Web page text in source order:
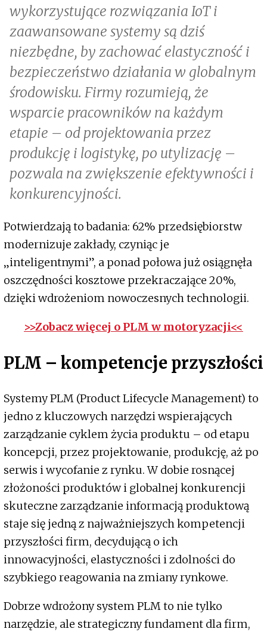
wykorzystujące rozwiązania IoT i
zaawansowane systemy są dziś
niezbędne, by zachować elastyczność i
bezpieczeństwo działania w globalnym
środowisku. Firmy rozumieją, że
wsparcie pracowników na każdym
etapie – od projektowania przez
produkcję i logistykę, po utylizację –
pozwala na zwiększenie efektywności i
konkurencyjności.
Potwierdzają to badania: 62% przedsiębiorstw
modernizuje zakłady, czyniąc je
„inteligentnymi”, a ponad połowa już osiągnęła
oszczędności kosztowe przekraczające 20%,
dzięki wdrożeniom nowoczesnych technologii.
>>Zobacz więcej o PLM w motoryzacji<<
PLM – kompetencje przyszłości
Systemy PLM (Product Lifecycle Management) to
jedno z kluczowych narzędzi wspierających
zarządzanie cyklem życia produktu – od etapu
koncepcji, przez projektowanie, produkcję, aż po
serwis i wycofanie z rynku. W dobie rosnącej
złożoności produktów i globalnej konkurencji
skuteczne zarządzanie informacją produktową
staje się jedną z najważniejszych kompetencji
przyszłości firm, decydującą o ich
innowacyjności, elastyczności i zdolności do
szybkiego reagowania na zmiany rynkowe.
Dobrze wdrożony system PLM to nie tylko
narzędzie, ale strategiczny fundament dla firm,